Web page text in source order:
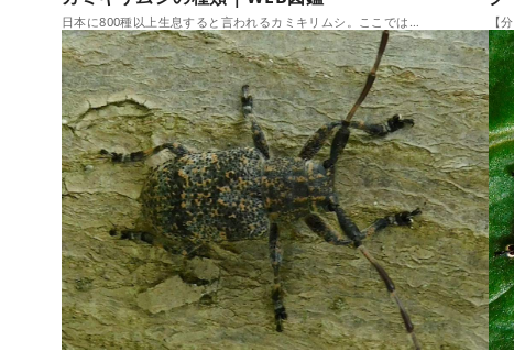
日本に800種以上生息すると言われるカミキリムシ。ここでは… 【